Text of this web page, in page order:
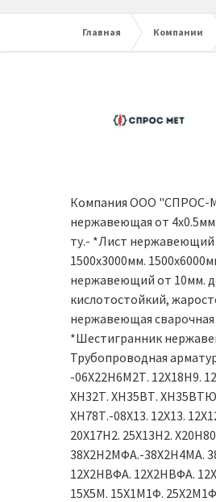
Главная Компании
Компания ООО "СПРОС-
нержавеющая от
ту.- *Лист нержавеющий
1500х3000мм.
нержавеющий от 10мм.
кислотостойкий,
нержавеющая сварочная
*Шестигранник
Трубопроводная
-06Х22Н6М2Т. 12Х18Н9.
ХН32Т. ХН35ВТ.
ХН78Т.-08Х13. 12Х13.
20Х17Н2. 25Х13Н2.
38Х2Н2МФА.-38Х2Н4МА.
12Х2НВФА. 12Х2НВФА.
15Х5М. 15Х1М1Ф.